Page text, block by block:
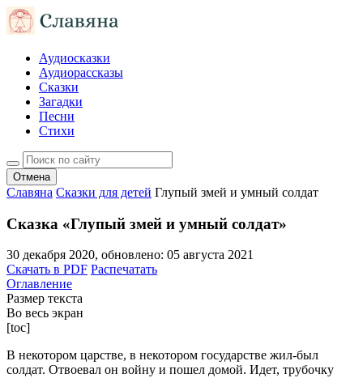
Аудиосказки
Аудиорассказы
Сказки
Загадки
Песни
Стихи
Отмена
Славяна Сказки для детей Глупый змей и умный солдат
Сказка «Глупый змей и умный солдат»
30 декабря 2020, обновлено: 05 августа 2021
Скачать в PDF Распечатать
Оглавление
Размер текста
Во весь экран
[toc]
В некотором царстве, в некотором государстве жил-был
солдат. Отвоевал он войну и пошел домой. Идет, трубочку